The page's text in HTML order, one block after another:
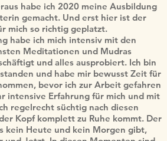
habe ich 2020 meine Ausbildung
gemacht. Und erst hier ist der
mich so richtig geplatzt.
habe ich mich intensiv mit den
Meditationen und Mudras
und alles ausprobiert. Ich bin
und habe mir bewusst Zeit für
bevor ich zur Arbeit gefahren
intensive Erfahrung für mich und mit
regelrecht süchtig nach diesen
Kopf komplett zu Ruhe kommt. Der
kein Heute und kein Morgen gibt,